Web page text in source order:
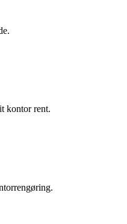
kontor rent.